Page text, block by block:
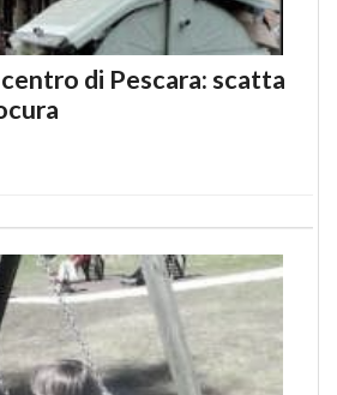
di Pescara: scatta